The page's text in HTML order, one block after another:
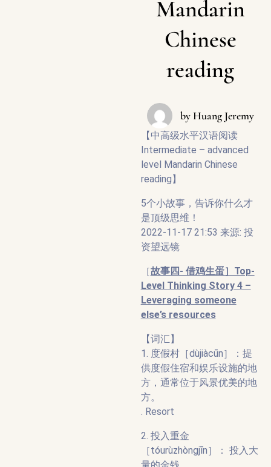
Mandarin
Chinese
reading
byHuang Jeremy
【中高级水平汉语阅读
Intermediate – advanced
level Mandarin Chinese
reading】
5个小故事，告诉你什么才
是顶级思维！
2022-11-17 21:53 来源: 投
资望远镜
［故事四- 借鸡生蛋］Top-
Level Thinking Story 4 –
Leveraging someone
else’s resources
【词汇】
1. 度假村［dùjiàcūn］：提
供度假住宿和娱乐设施的地
方，通常位于风景优美的地
方。
. Resort
2. 投入重金
［tóurùzhòngjīn］： 投入大